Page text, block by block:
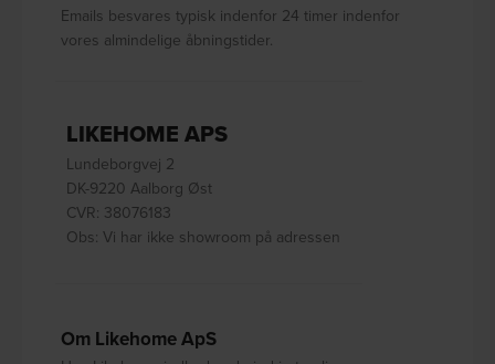
Emails besvares typisk indenfor 24 timer indenfor
vores almindelige åbningstider.
LIKEHOME APS
Lundeborgvej 2
DK-9220 Aalborg Øst
CVR: 38076183
Obs: Vi har ikke showroom på adressen
Om Likehome ApS